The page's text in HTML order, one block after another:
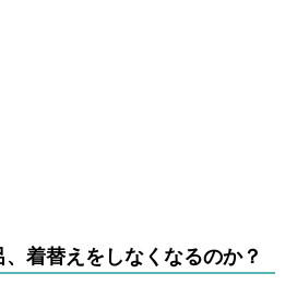
着替えをしなくなるのか？